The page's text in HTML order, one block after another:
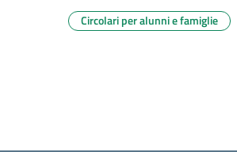
Circolari per alunni e famiglie